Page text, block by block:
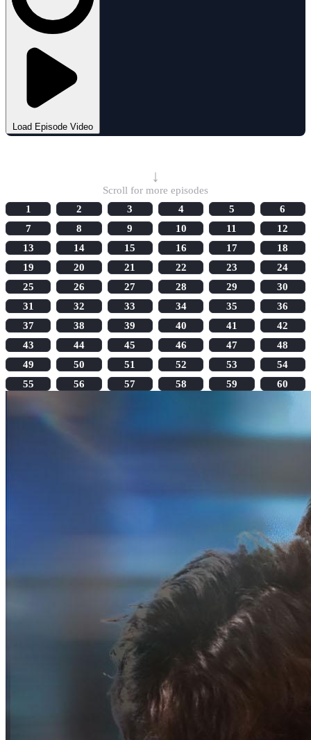
Load Episode Video
↓
Scroll for more episodes
1
2 3 4 5
6
7
8 9 10 11
12
13
14 15 16 17
18
19
20 21 22 23
24
25
26 27 28 29
30
31
32 33 34 35
36
37
38 39 40 41
42
43
44 45 46 47
48
49
50 51 52 53
54
55
56 57 58 59 60